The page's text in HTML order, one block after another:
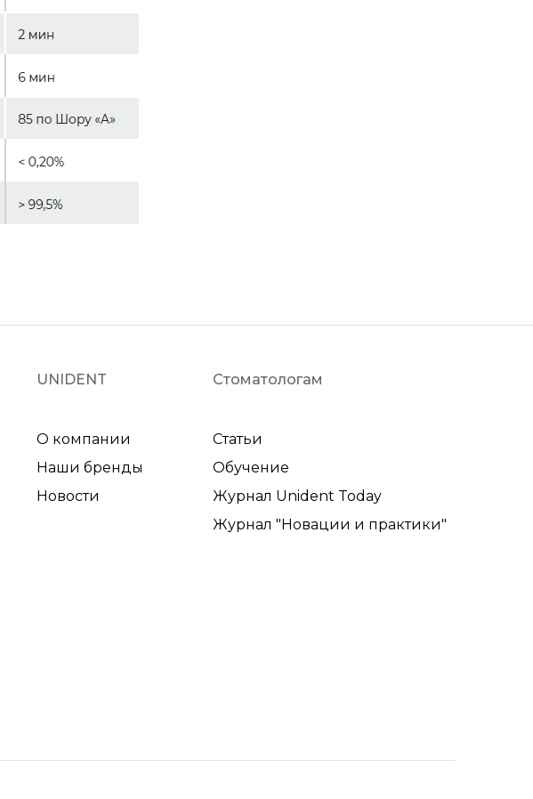
UNIDENT
О компании
Наши бренды
Новости
Стоматологам
Статьи
Обучение
Журнал Unident Today
Журнал "Новации и практики"